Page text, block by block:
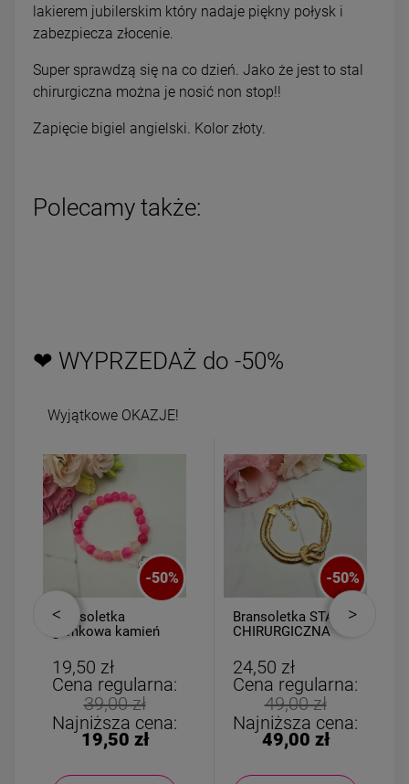
lakierem jubilerskim który nadaje piękny połysk i
zabezpiecza złocenie.
Super sprawdzą się na co dzień. Jako że jest to stal
chirurgiczna można je nosić non stop!!
Zapięcie bigiel angielski. Kolor złoty.
Polecamy także:
❤ WYPRZEDAŻ do -50%
Wyjątkowe OKAZJE!
-50%
Bransoletka
gumkowa kamień
19,50 zł
Cena regularna:
39,00 zł
Najniższa cena:
19,50 zł
-50%
Bransoletka STAL
CHIRURGICZNA
supełek
24,50 zł
Cena regularna:
49,00 zł
Najniższa cena:
49,00 zł